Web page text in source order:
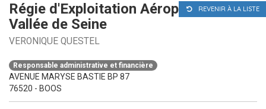
REVENIR À LA LISTE
Régie d'Exploitation Aéroport Rouen
Vallée de Seine
VERONIQUE QUESTEL
Responsable administrative et financière
AVENUE MARYSE BASTIE BP 87
76520 - BOOS